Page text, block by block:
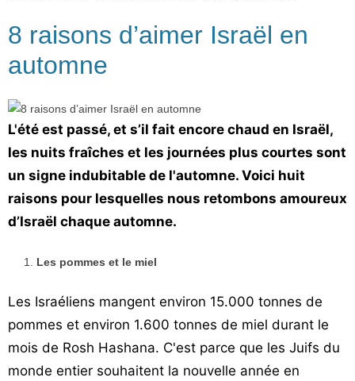
8 raisons d’aimer Israël en
automne
L'été est passé, et s’il fait encore chaud en Israël,
les nuits fraîches et les journées plus courtes sont
un signe indubitable de l'automne. Voici huit
raisons pour lesquelles nous retombons amoureux
d’Israël chaque automne.
Les pommes et le miel
Les Israéliens mangent environ 15.000 tonnes de
pommes et environ 1.600 tonnes de miel durant le
mois de Rosh Hashana. C'est parce que les Juifs du
monde entier souhaitent la nouvelle année en